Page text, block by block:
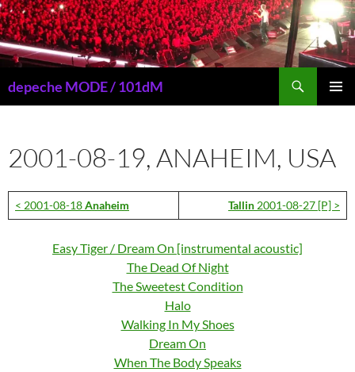
Przejdź
do
treści
depeche MODE / 101dM
2001-08-19, ANAHEIM, USA
< 2001-08-18Anaheim Tallin 2001-08-27 [P] >
Easy Tiger / Dream On [instrumental acoustic]
The Dead Of Night
The Sweetest Condition
Halo
Walking In My Shoes
Dream On
When The Body Speaks